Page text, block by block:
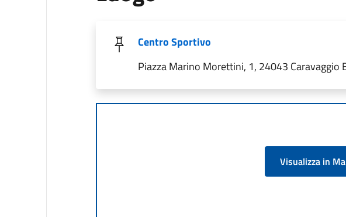
Centro Sportivo
Piazza Marino Morettini, 1, 24043 Caravaggio
Visualizza in